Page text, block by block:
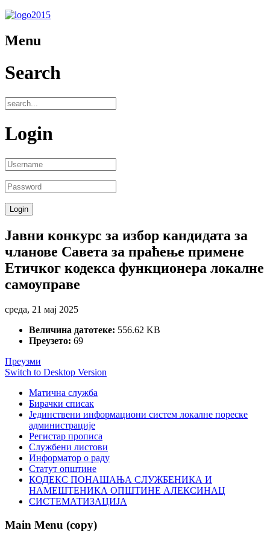
Menu
Search
Login
Јавни конкурс за избор кандидата за
чланове Савета за праћење примене
Етичког кодекса функционера локалне
самоуправе
среда, 21 мај 2025
Величина датотеке: 556.62 KB
Преузето: 69
Преузми
Switch to Desktop Version
Матична служба
Бирачки списак
Јединствени информациони систем локалне пореске
администрације
Регистар прописа
Службени листови
Информатор о раду
Статут општине
КОДЕКС ПОНАШАЊА СЛУЖБЕНИКА И
НАМЕШТЕНИКА ОПШТИНЕ АЛЕКСИНАЦ
СИСТЕМАТИЗАЦИЈА
Main Menu (copy)